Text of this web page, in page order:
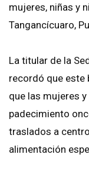
mujeres, niñas y
Tangancícuaro,
La titular de la
recordó que este
que las mujeres
padecimiento
traslados a
alimentación